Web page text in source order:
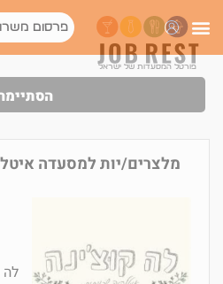
פרסום
מלצרים/יות למסעדה
לה
פורטל המסעדות של ישראל